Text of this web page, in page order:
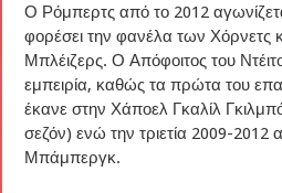
Ο Ρόμπερτς από το 2012
φορέσει την φανέλα των Χόρνετς
Μπλέιζερς. Ο Απόφοιτος του
εμπειρία, καθώς τα πρώτα του
έκανε στην Χάποελ Γκαλίλ
σεζόν) ενώ την τριετία 2009-2012
Μπάμπεργκ.